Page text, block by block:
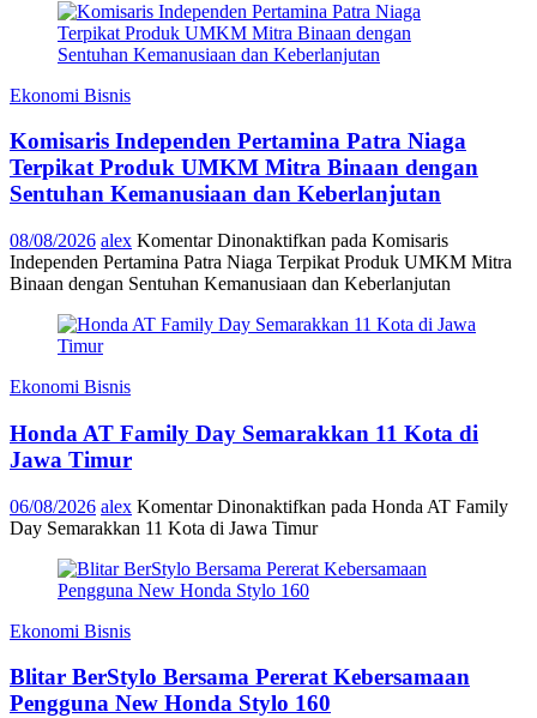
Ekonomi Bisnis
Komisaris Independen Pertamina Patra Niaga
Terpikat Produk UMKM Mitra Binaan dengan
Sentuhan Kemanusiaan dan Keberlanjutan
08/08/2026 alex Komentar Dinonaktifkan pada Komisaris
Independen Pertamina Patra Niaga Terpikat Produk UMKM Mitra
Binaan dengan Sentuhan Kemanusiaan dan Keberlanjutan
Ekonomi Bisnis
Honda AT Family Day Semarakkan 11 Kota di
Jawa Timur
06/08/2026 alex Komentar Dinonaktifkan pada Honda AT Family
Day Semarakkan 11 Kota di Jawa Timur
Ekonomi Bisnis
Blitar BerStylo Bersama Pererat Kebersamaan
Pengguna New Honda Stylo 160